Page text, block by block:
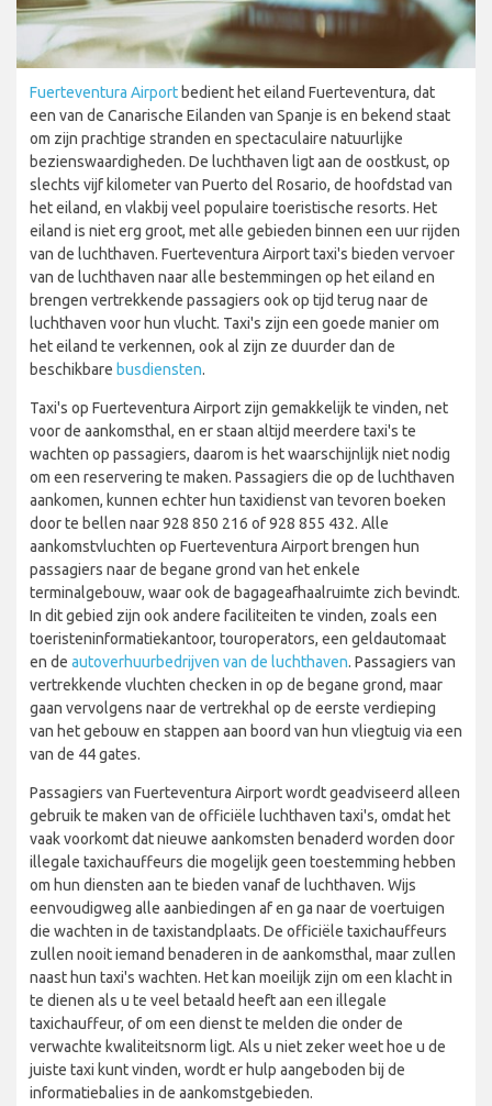
Fuerteventura Airport bedient het eiland Fuerteventura, dat
een van de Canarische Eilanden van Spanje is en bekend staat
om zijn prachtige stranden en spectaculaire natuurlijke
bezienswaardigheden. De luchthaven ligt aan de oostkust, op
slechts vijf kilometer van Puerto del Rosario, de hoofdstad van
het eiland, en vlakbij veel populaire toeristische resorts. Het
eiland is niet erg groot, met alle gebieden binnen een uur rijden
van de luchthaven. Fuerteventura Airport taxi's bieden vervoer
van de luchthaven naar alle bestemmingen op het eiland en
brengen vertrekkende passagiers ook op tijd terug naar de
luchthaven voor hun vlucht. Taxi's zijn een goede manier om
het eiland te verkennen, ook al zijn ze duurder dan de
beschikbare busdiensten.
Taxi's op Fuerteventura Airport zijn gemakkelijk te vinden, net
voor de aankomsthal, en er staan altijd meerdere taxi's te
wachten op passagiers, daarom is het waarschijnlijk niet nodig
om een reservering te maken. Passagiers die op de luchthaven
aankomen, kunnen echter hun taxidienst van tevoren boeken
door te bellen naar 928 850 216 of 928 855 432. Alle
aankomstvluchten op Fuerteventura Airport brengen hun
passagiers naar de begane grond van het enkele
terminalgebouw, waar ook de bagageafhaalruimte zich bevindt.
In dit gebied zijn ook andere faciliteiten te vinden, zoals een
toeristeninformatiekantoor, touroperators, een geldautomaat
en de autoverhuurbedrijven van de luchthaven. Passagiers van
vertrekkende vluchten checken in op de begane grond, maar
gaan vervolgens naar de vertrekhal op de eerste verdieping
van het gebouw en stappen aan boord van hun vliegtuig via een
van de 44 gates.
Passagiers van Fuerteventura Airport wordt geadviseerd alleen
gebruik te maken van de officiële luchthaven taxi's, omdat het
vaak voorkomt dat nieuwe aankomsten benaderd worden door
illegale taxichauffeurs die mogelijk geen toestemming hebben
om hun diensten aan te bieden vanaf de luchthaven. Wijs
eenvoudigweg alle aanbiedingen af en ga naar de voertuigen
die wachten in de taxistandplaats. De officiële taxichauffeurs
zullen nooit iemand benaderen in de aankomsthal, maar zullen
naast hun taxi's wachten. Het kan moeilijk zijn om een klacht in
te dienen als u te veel betaald heeft aan een illegale
taxichauffeur, of om een dienst te melden die onder de
verwachte kwaliteitsnorm ligt. Als u niet zeker weet hoe u de
juiste taxi kunt vinden, wordt er hulp aangeboden bij de
informatiebalies in de aankomstgebieden.